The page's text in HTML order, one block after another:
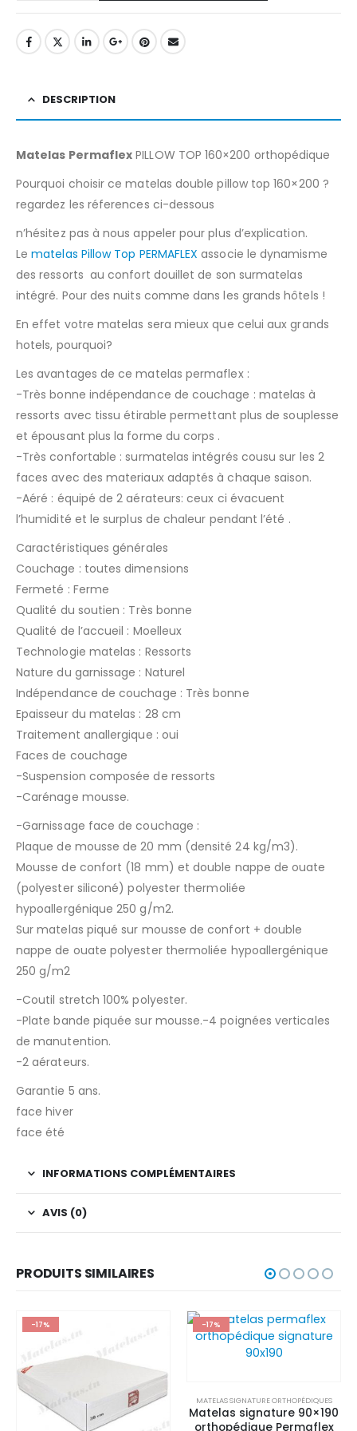
DESCRIPTION
Matelas Permaflex PILLOW TOP 160×200 orthopédique
Pourquoi choisir ce matelas double pillow top 160×200 ?
regardez les réferences ci-dessous
n’hésitez pas à nous appeler pour plus d’explication.
Lematelas Pillow Top PERMAFLEX associe le dynamisme
des ressorts au confort douillet de son surmatelas
intégré. Pour des nuits comme dans les grands hôtels !
En effet votre matelas sera mieux que celui aux grands
hotels, pourquoi?
Les avantages de ce matelas permaflex :
-Très bonne indépendance de couchage : matelas à
ressorts avec tissu étirable permettant plus de souplesse
et épousant plus la forme du corps .
-Très confortable : surmatelas intégrés cousu sur les 2
faces avec des materiaux adaptés à chaque saison.
-Aéré : équipé de 2 aérateurs: ceux ci évacuent
l’humidité et le surplus de chaleur pendant l’été .
Caractéristiques générales
Couchage : toutes dimensions
Fermeté : Ferme
Qualité du soutien : Très bonne
Qualité de l’accueil : Moelleux
Technologie matelas : Ressorts
Nature du garnissage : Naturel
Indépendance de couchage : Très bonne
Epaisseur du matelas : 28 cm
Traitement anallergique : oui
Faces de couchage
-Suspension composée de ressorts
-Carénage mousse.
-Garnissage face de couchage :
Plaque de mousse de 20 mm (densité 24 kg/m3).
Mousse de confort (18 mm) et double nappe de ouate
(polyester siliconé) polyester thermoliée
hypoallergénique 250 g/m2.
Sur matelas piqué sur mousse de confort + double
nappe de ouate polyester thermoliée hypoallergénique
250 g/m2
-Coutil stretch 100% polyester.
-Plate bande piquée sur mousse.-4 poignées verticales
de manutention.
-2 aérateurs.
Garantie 5 ans.
face hiver
face été
INFORMATIONS COMPLÉMENTAIRES
AVIS (0)
PRODUITS SIMILAIRES
-17% -17%
MATELAS SIGNATURE ORTHOPÉDIQUES
Matelas signature 90×190
orthopédique Permaflex